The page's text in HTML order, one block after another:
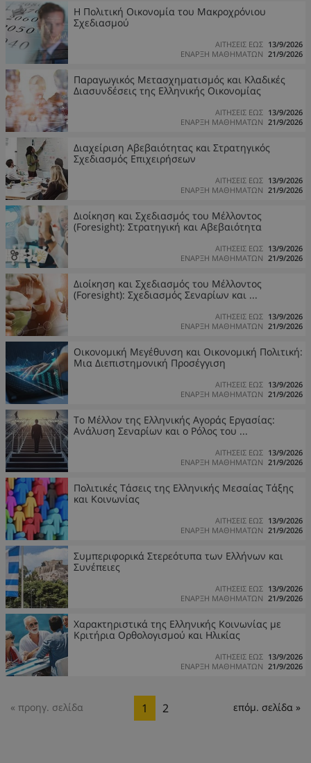
Η Πολιτική Οικονομία του Μακροχρόνιου
Σχεδιασμού
ΑΙΤΗΣΕΙΣ ΕΩΣ 13/9/2026
ΕΝΑΡΞΗ ΜΑΘΗΜΑΤΩΝ 21/9/2026
Παραγωγικός Μετασχηματισμός και Κλαδικές
Διασυνδέσεις της Ελληνικής Οικονομίας
ΑΙΤΗΣΕΙΣ ΕΩΣ 13/9/2026
ΕΝΑΡΞΗ ΜΑΘΗΜΑΤΩΝ 21/9/2026
Διαχείριση Αβεβαιότητας και Στρατηγικός
Σχεδιασμός Επιχειρήσεων
ΑΙΤΗΣΕΙΣ ΕΩΣ 13/9/2026
ΕΝΑΡΞΗ ΜΑΘΗΜΑΤΩΝ 21/9/2026
Διοίκηση και Σχεδιασμός του Μέλλοντος
(Foresight): Στρατηγική και Αβεβαιότητα
ΑΙΤΗΣΕΙΣ ΕΩΣ 13/9/2026
ΕΝΑΡΞΗ ΜΑΘΗΜΑΤΩΝ 21/9/2026
Διοίκηση και Σχεδιασμός του Μέλλοντος
(Foresight): Σχεδιασμός Σεναρίων και ...
ΑΙΤΗΣΕΙΣ ΕΩΣ 13/9/2026
ΕΝΑΡΞΗ ΜΑΘΗΜΑΤΩΝ 21/9/2026
Οικονομική Μεγέθυνση και Οικονομική Πολιτική:
Μια Διεπιστημονική Προσέγγιση
ΑΙΤΗΣΕΙΣ ΕΩΣ 13/9/2026
ΕΝΑΡΞΗ ΜΑΘΗΜΑΤΩΝ 21/9/2026
Το Μέλλον της Ελληνικής Αγοράς Εργασίας:
Ανάλυση Σεναρίων και ο Ρόλος του ...
ΑΙΤΗΣΕΙΣ ΕΩΣ 13/9/2026
ΕΝΑΡΞΗ ΜΑΘΗΜΑΤΩΝ 21/9/2026
Πολιτικές Τάσεις της Ελληνικής Μεσαίας Τάξης
και Κοινωνίας
ΑΙΤΗΣΕΙΣ ΕΩΣ 13/9/2026
ΕΝΑΡΞΗ ΜΑΘΗΜΑΤΩΝ 21/9/2026
Συμπεριφορικά Στερεότυπα των Ελλήνων και
Συνέπειες
ΑΙΤΗΣΕΙΣ ΕΩΣ 13/9/2026
ΕΝΑΡΞΗ ΜΑΘΗΜΑΤΩΝ 21/9/2026
Χαρακτηριστικά της Ελληνικής Κοινωνίας με
Κριτήρια Ορθολογισμού και Ηλικίας
ΑΙΤΗΣΕΙΣ ΕΩΣ 13/9/2026
ΕΝΑΡΞΗ ΜΑΘΗΜΑΤΩΝ 21/9/2026
« προηγ. σελίδα 1 2 επόμ. σελίδα »